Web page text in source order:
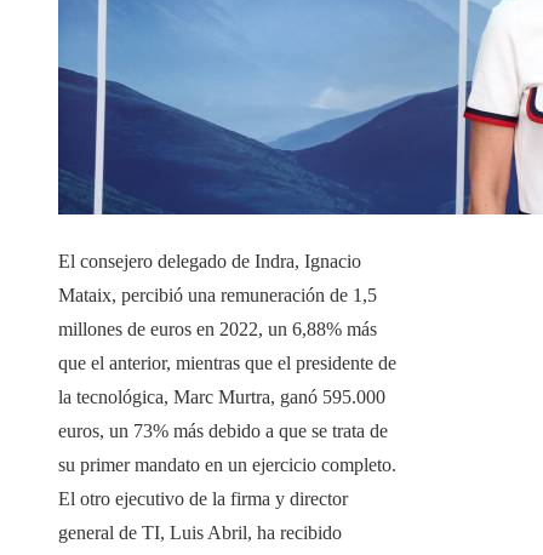
El consejero delegado de Indra, Ignacio
Mataix, percibió una remuneración de 1,5
millones de euros en 2022, un 6,88% más
que el anterior, mientras que el presidente de
la tecnológica, Marc Murtra, ganó 595.000
euros, un 73% más debido a que se trata de
su primer mandato en un ejercicio completo.
El otro ejecutivo de la firma y director
general de TI, Luis Abril, ha recibido